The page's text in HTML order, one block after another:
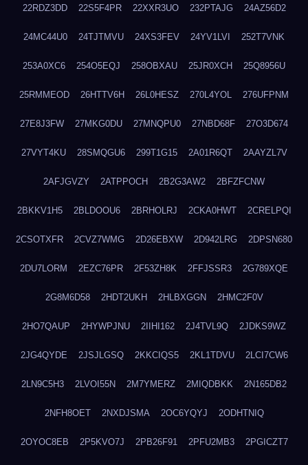
22RDZ3DD 22S5F4PR 22XXR3UO 232PTAJG 24AZ56D2
24MC44U0 24TJTMVU 24XS3FEV 24YV1LVI 252T7VNK
253A0XC6 254O5EQJ 258OBXAU 25JR0XCH 25Q8956U
25RMMEOD 26HTTV6H 26L0HESZ 270L4YOL 276UFPNM
27E8J3FW 27MKG0DU 27MNQPU0 27NBD68F 27O3D674
27VYT4KU 28SMQGU6 299T1G15 2A01R6QT 2AAYZL7V
2AFJGVZY 2ATPPOCH 2B2G3AW2 2BFZFCNW
2BKKV1H5 2BLDOOU6 2BRHOLRJ 2CKA0HWT 2CRELPQI
2CSOTXFR 2CVZ7WMG 2D26EBXW 2D942LRG 2DPSN680
2DU7LORM 2EZC76PR 2F53ZH8K 2FFJSSR3 2G789XQE
2G8M6D58 2HDT2UKH 2HLBXGGN 2HMC2F0V
2HO7QAUP 2HYWPJNU 2IIHI162 2J4TVL9Q 2JDKS9WZ
2JG4QYDE 2JSJLGSQ 2KKCIQS5 2KL1TDVU 2LCI7CW6
2LN9C5H3 2LVOI55N 2M7YMERZ 2MIQDBKK 2N165DB2
2NFH8OET 2NXDJSMA 2OC6YQYJ 2ODHTNIQ
2OYOC8EB 2P5KVO7J 2PB26F91 2PFU2MB3 2PGICZT7